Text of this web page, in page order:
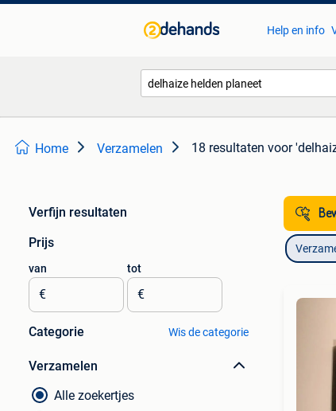
Help en info
Home Verzamelen 18 resultaten voor
Verfijn resultaten
Prijs
van
€
tot
€
Categorie Wis de categorie
Verzamelen
Alle zoekertjes